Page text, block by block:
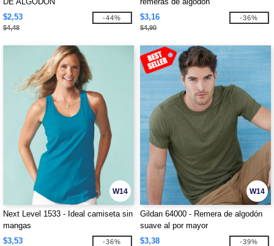
$2,53
$4,48
-44%
$3,16
$4,90
-36%
W14
Next Level 1533 - Ideal camiseta sin
mangas
$3,53
-36%
W14
Gildan 64000 - Remera de algodón
suave al por mayor
$3,38
-39%